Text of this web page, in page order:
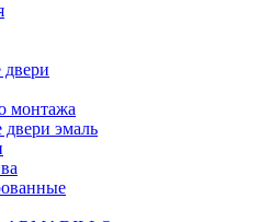
двери
монтажа
эмаль